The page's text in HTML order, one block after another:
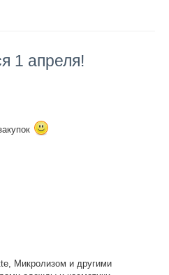
1 апреля!
Микролизом и другими